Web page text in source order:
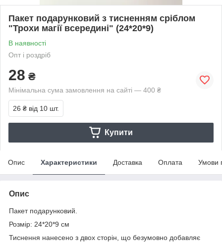
Пакет подарунковий з тисненням сріблом
"Трохи магії всередині" (24*20*9)
В наявності
Опт і роздріб
28 ₴
Мінімальна сума замовлення на сайті — 400 ₴
26 ₴ від 10 шт.
Купити
Опис Характеристики Доставка Оплата Умови
Опис
Пакет подарунковий.
Розмір: 24*20*9 см
Тиснення нанесено з двох сторін, що безумовно добавляє